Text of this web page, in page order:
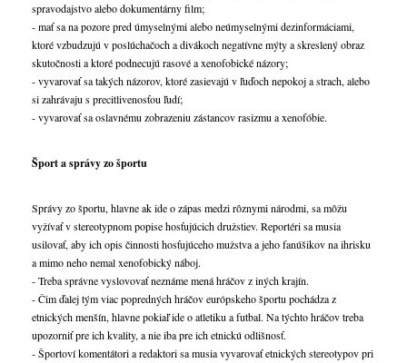
spravodajstvo alebo dokumentárny film;
- mať sa na pozore pred úmyselnými alebo neúmyselnými dezinformáciami,
ktoré vzbudzujú v poslúchačoch a divákoch negatívne mýty a skreslený obraz
skutočnosti a ktoré podnecujú rasové a xenofobické názory;
- vyvarovať sa takých názorov, ktoré zasievajú v ľuďoch nepokoj a strach, alebo
si zahrávaju s precitlivenosťou ľudí;
- vyvarovať sa oslavnému zobrazeniu zástancov rasizmu a xenofóbie.
Šport a správy zo športu
Správy zo športu, hlavne ak ide o zápas medzi rôznymi národmi, sa môžu
vyžívať v stereotypnom popise hosťujúcich družstiev. Reportéri sa musia
usilovať, aby ich opis činnosti hosťujúceho mužstva a jeho fanúšikov na ihrisku
a mimo neho nemal xenofobický náboj.
- Treba správne vyslovovať neznáme mená hráčov z iných krajín.
- Čim ďalej tým viac popredných hráčov európskeho športu pochádza z
etnických menšín, hlavne pokiaľ ide o atletiku a futbal. Na týchto hráčov treba
upozorniť pre ich kvality, a nie iba pre ich etnickú odlišnosť.
- Športoví komentátori a redaktori sa musia vyvarovať etnických stereotypov pri